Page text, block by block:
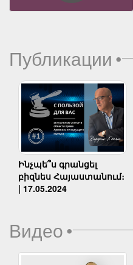
Публикации•
Ինչպե՞ս գրանցել
բիզնես Հայաստանում։
| 17.05.2024
Видео•